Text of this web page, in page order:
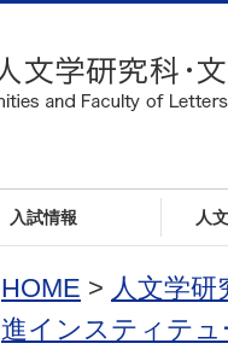
入試情報 人
HOME > 人文学
進インスティテュ